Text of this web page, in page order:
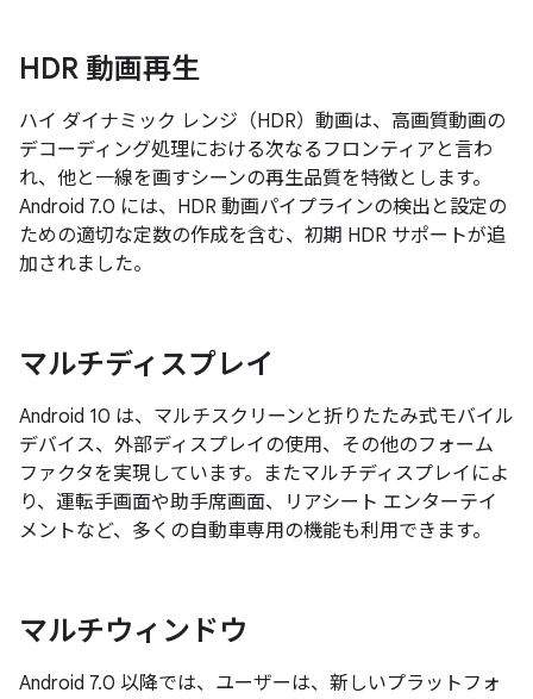
HDR 動画再生
ハイ ダイナミック レンジ（HDR）動画は、高画質動画の
デコーディング処理における次なるフロンティアと言わ
れ、他と一線を画すシーンの再生品質を特徴とします。
Android 7.0 には、HDR 動画パイプラインの検出と設定の
ための適切な定数の作成を含む、初期 HDR サポートが追
加されました。
マルチディスプレイ
Android 10 は、マルチスクリーンと折りたたみ式モバイル
デバイス、外部ディスプレイの使用、その他のフォーム
ファクタを実現しています。またマルチディスプレイによ
り、運転手画面や助手席画面、リアシート エンターテイ
メントなど、多くの自動車専用の機能も利用できます。
マルチウィンドウ
Android 7.0 以降では、ユーザーは、新しいプラットフォ